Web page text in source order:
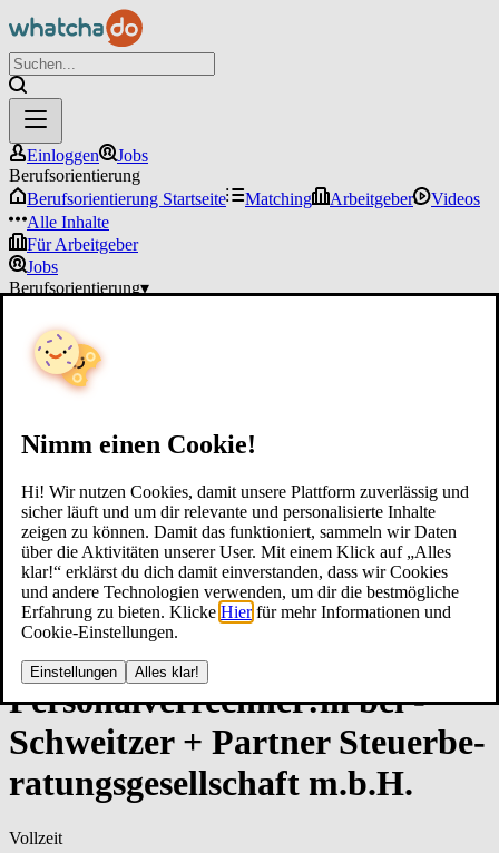
Nimm einen Cookie!
Hi! Wir nutzen Cookies, damit unsere Plattform zuverlässig und
sicher läuft und um dir relevante und personalisierte Inhalte
zeigen zu können. Damit das funktioniert, sammeln wir Daten
über die Aktivitäten unserer User. Mit einem Klick auf „Alles
klar!“ erklärst du dich damit einverstanden, dass wir Cookies
und andere Technologien verwenden, um dir die bestmögliche
Erfahrung zu bieten. Klicke Hier für mehr Informationen und
Cookie-Einstellungen.
Einstellungen Alles klar!
Einloggen
Jobs
Berufsorientierung
Berufsorientierung Startseite
Matching Arbeitgeber
Videos
Alle Inhalte
Für Arbeitgeber
Jobs
Berufsorientierung▾
Per­so­nal­ver­rech­ner:in bei ­
Schweit­zer + ­Part­ner ­Steu­er­be­
ra­tungs­ge­sell­schaf­t m.b.H.
Vollzeit